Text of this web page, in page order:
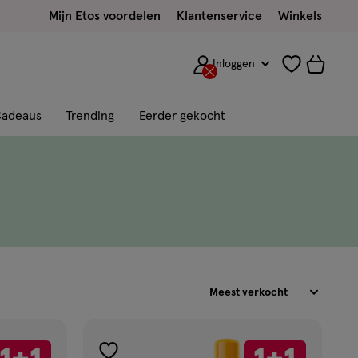
Mijn Etos voordelen Klantenservice Winkels
Inloggen
Trending Eerder gekocht